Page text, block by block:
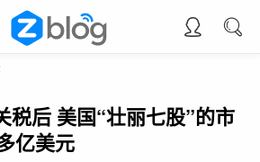
税后 美国“壮丽七股”的市
亿美元